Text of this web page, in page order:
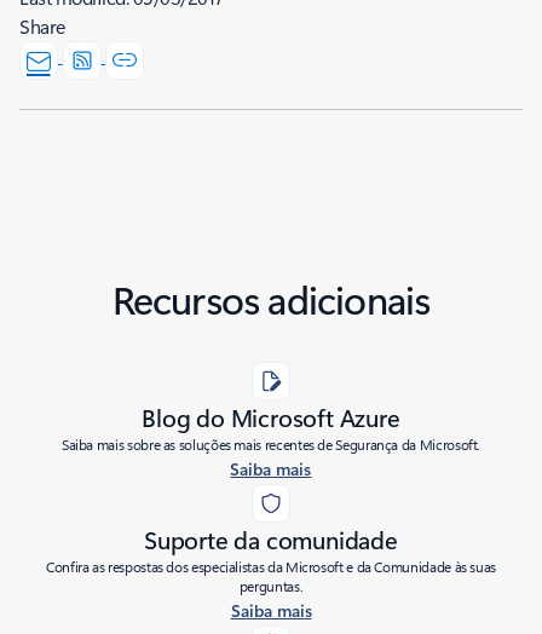
Share
Recursos adicionais
Blog do Microsoft Azure
Saiba mais sobre as soluções mais recentes de Segurança da Microsoft.
Saiba mais
Suporte da comunidade
Confira as respostas dos especialistas da Microsoft e da Comunidade às suas
perguntas.
Saiba mais